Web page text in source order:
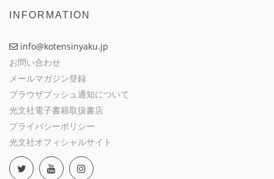
INFORMATION
info@kotensinyaku.jp
お問い合わせ
メールマガジン登録
ブラウザプッシュ通知について
光文社電子書籍取扱書店
プライバシーポリシー
光文社オフィシャルサイト